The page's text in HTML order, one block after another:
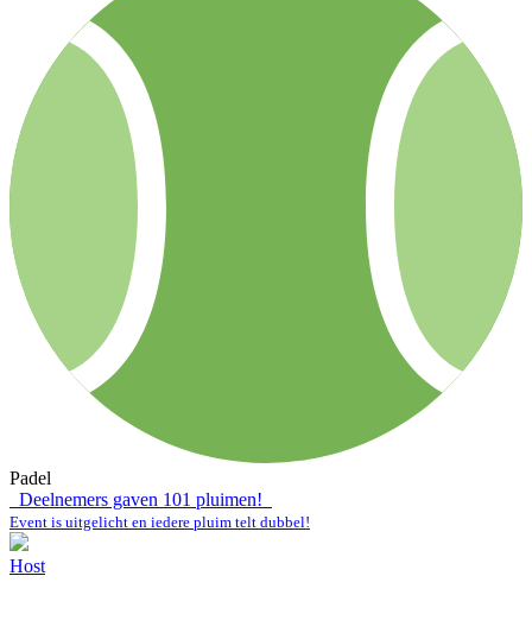
Padel
Deelnemers gaven 101 pluimen!
Event is uitgelicht en iedere pluim telt dubbel!
Host